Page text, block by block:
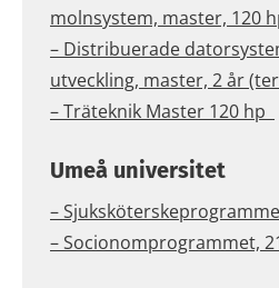
molnsystem, master, 120
– Distribuerade
utveckling, master, 2 år
– Träteknik Master 120 hp
Umeå universitet
–
– Socionomprogrammet,